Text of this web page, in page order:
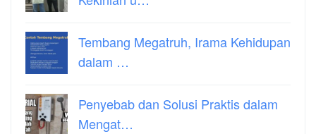
Tembang Megatruh, Irama Kehidupan
dalam …
Penyebab dan Solusi Praktis dalam
Mengat…